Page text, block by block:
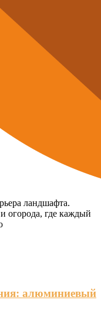
ландшафта.
огорода, где каждый
алюминиевый